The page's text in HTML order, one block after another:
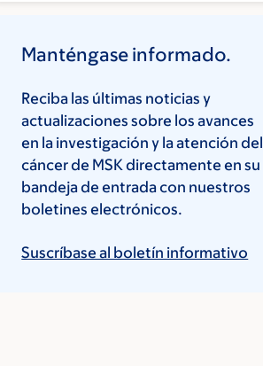
Manténgase informado.
Reciba las últimas noticias y
actualizaciones sobre los avances
en la investigación y la atención del
cáncer de MSK directamente en su
bandeja de entrada con nuestros
boletines electrónicos.
Suscríbase al boletín informativo